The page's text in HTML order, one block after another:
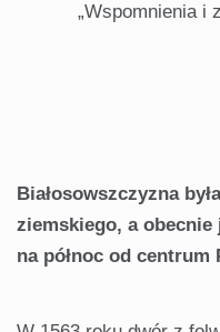
„Wspomnienia i
Białosowszczyzna
ziemskiego, a obecnie
na północ od centrum